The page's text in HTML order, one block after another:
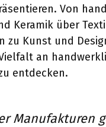
Von
Keramik über
zu Kunst und
an
entdecken.
Manufakturen